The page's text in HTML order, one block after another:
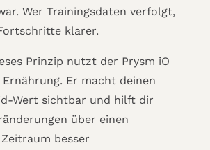
Wer Trainingsdaten verfolgt,
klarer.
Prinzip nutzt der Prysm iO
Er macht deinen
Wert sichtbar und hilft dir
über einen
besser